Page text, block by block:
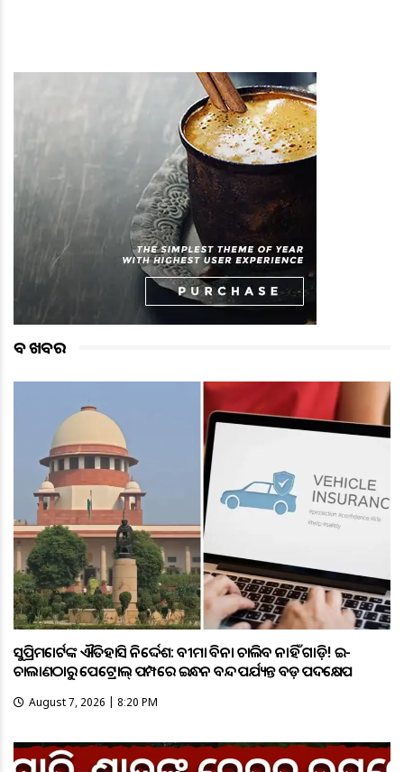
ବଡ ଖବର
ସୁପ୍ରିମକୋର୍ଟଙ୍କ ଐତିହାସିକ ନିର୍ଦ୍ଦେଶ: ବୀମା ବିନା ଚାଲିବ ନାହିଁ ଗାଡ଼ି! ଇ-
ଚାଲାଣଠାରୁ ପେଟ୍ରୋଲ୍ ପମ୍ପରେ ଇନ୍ଧନ ବନ୍ଦ ପର୍ଯ୍ୟନ୍ତ ବଡ଼ ପଦକ୍ଷେପ
August 7, 2026 | 8:20 PM